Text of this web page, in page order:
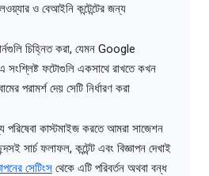
ও বেআইনি কন্টেন্টের জন্য
চিহ্নিত করা, যেমন Google
ফটোগুলি একসাথে রাখতে কখন
পরামর্শ দেয় সেটি নির্ধারণ করা
কাস্টমাইজ করতে আমরা সাজেশন
সার্চ ফলাফল, কন্টেন্ট এবং বিজ্ঞাপন দেখাই
সেটিংস থেকে এটি পরিবর্তন অথবা বন্ধ